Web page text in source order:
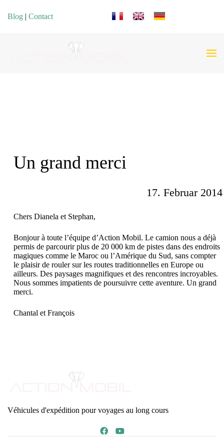
Blog | Contact Sélectionnez votre langue
Un grand merci
17. Februar 2014
Chers Dianela et Stephan,
Bonjour à toute l’équipe d’Action Mobil. Le camion nous a déjà
permis de parcourir plus de 20 000 km de pistes dans des endroits
magiques comme le Maroc ou l’Amérique du Sud, sans compter
le plaisir de rouler sur les routes traditionnelles en Europe ou
ailleurs. Des paysages magnifiques et des rencontres incroyables.
Nous sommes impatients de poursuivre cette aventure. Un grand
merci.
Chantal et François
Véhicules d'expédition pour voyages au long cours